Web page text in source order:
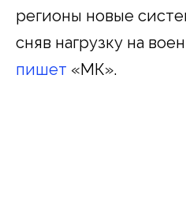
регионы новые
сняв нагрузку на
пишет «МК».